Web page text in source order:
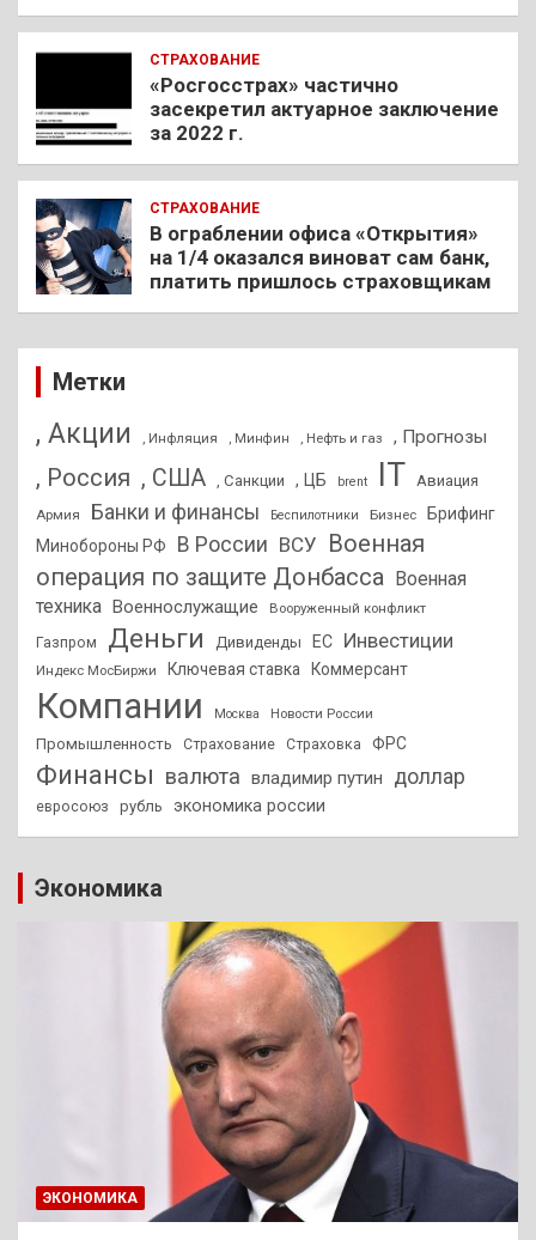
СТРАХОВАНИЕ
«Росгосстрах» частично
засекретил актуарное заключение
за 2022 г.
СТРАХОВАНИЕ
В ограблении офиса «Открытия»
на 1/4 оказался виноват сам банк,
платить пришлось страховщикам
Метки
, Акции , Инфляция , Минфин , Нефть и газ , Прогнозы
, Россия , США , Санкции , ЦБ brent IT Авиация
Армия Банки и финансы Беспилотники Бизнес
Брифинг
Минобороны РФ
В России ВСУ Военная
операция по защите Донбасса
Военная
техника
Военнослужащие Вооруженный конфликт
Газпром Деньги Дивиденды ЕС Инвестиции
Индекс МосБиржи Ключевая ставка Коммерсант
Компании Москва Новости России
Промышленность Страхование Страховка ФРС
Финансы валюта владимир путин доллар
евросоюз рубль экономика россии
Экономика
ЭКОНОМИКА